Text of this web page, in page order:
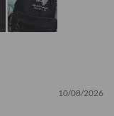
10/08/2026